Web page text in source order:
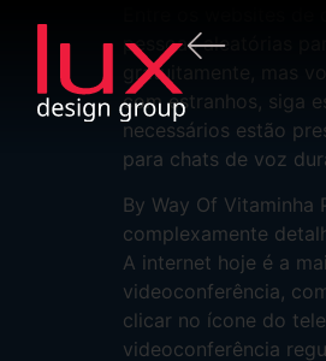
pessoas aleatórias
gratuitamente, mas
com estranhos, siga
necessários estão
para chats de voz
By Way Of
complexamente
A internet hoje é a
videoconferência,
clicar no ícone do
videoconferência